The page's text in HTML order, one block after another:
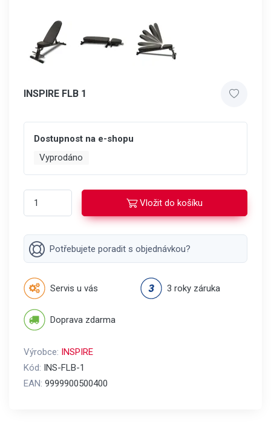
INSPIRE FLB 1
Dostupnost na e-shopu
Vyprodáno
Vložit do košíku
Potřebujete poradit s objednávkou?
Servis u vás 3 roky záruka
Doprava zdarma
Výrobce: INSPIRE
Kód: INS-FLB-1
EAN: 9999900500400